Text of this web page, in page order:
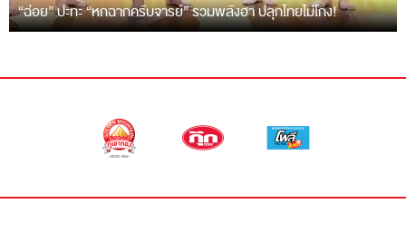
“ฉ่อย” ปะทะ “หกฉากครับจารย์” รวมพลังฮา ปลุกไทยไม่โกง!